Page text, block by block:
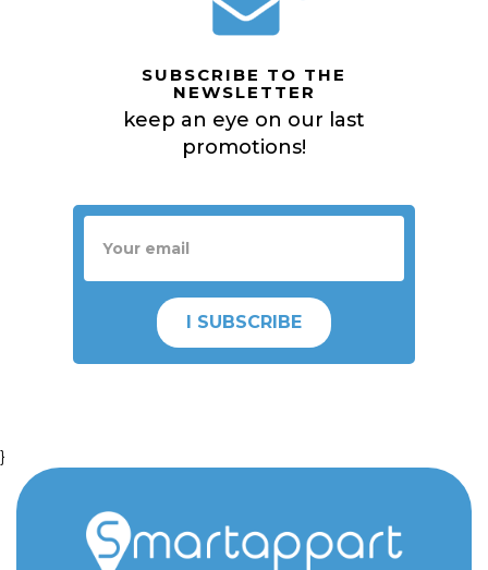
SUBSCRIBE TO THE
NEWSLETTER
keep an eye on our last
promotions!
I SUBSCRIBE
}